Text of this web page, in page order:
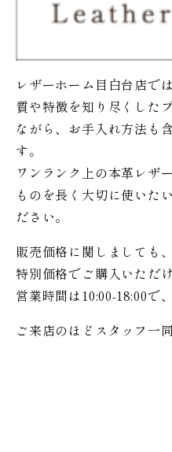
レザーホーム目白台店で
質や特徴を知り尽くした
ながら、お手入れ方法も
す。
ワンランク上の本革レザ
ものを長く大切に使いた
ださい。
販売価格に関しましても
特別価格でご購入いただ
営業時間は10:00-18:00で
ご来店のほどスタッフ一